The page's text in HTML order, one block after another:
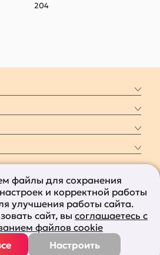
204
161 Заказать звонок
файлы для сохранения
и корректной работы
улучшения работы сайта.
сайт, вы соглашаетесь с
файлов cookie
Настроить